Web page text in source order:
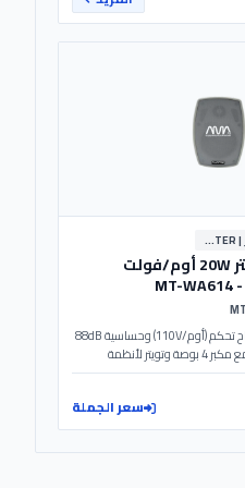
ماستر | MASTER
سماعة حائط ماستر 20W أوم/فولت
سماعة حائط 20 وات بمفتاح تحكم (أوم/110V) وحساسية 88dB
لصوت نقي. تصميم أبيض مع مكبر 4 بوصة وتويتر لأنظمة
سعر الجملة